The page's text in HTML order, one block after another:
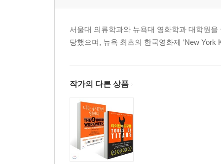
서울대 의류학과와 뉴욕대 영화학과 대학원
당했으며, 뉴욕 최초의 한국영화제 ‘New
작가의 다른 상품